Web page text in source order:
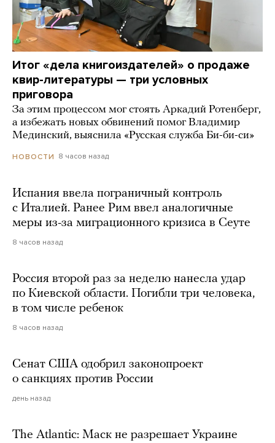
Итог «дела книгоиздателей» о продаже
квир-литературы — три условных
приговора
За этим процессом мог стоять Аркадий Ротенберг,
а избежать новых обвинений помог Владимир
Мединский, выяснила «Русская служба Би-би-си»
НОВОСТИ 8 часов назад
Испания ввела пограничный контроль
с Италией. Ранее Рим ввел аналогичные
меры из-за миграционного кризиса в Сеуте
8 часов назад
Россия второй раз за неделю нанесла удар
по Киевской области. Погибли три человека,
в том числе ребенок
8 часов назад
Сенат США одобрил законопроект
о санкциях против России
день назад
The Atlantic: Маск не разрешает Украине